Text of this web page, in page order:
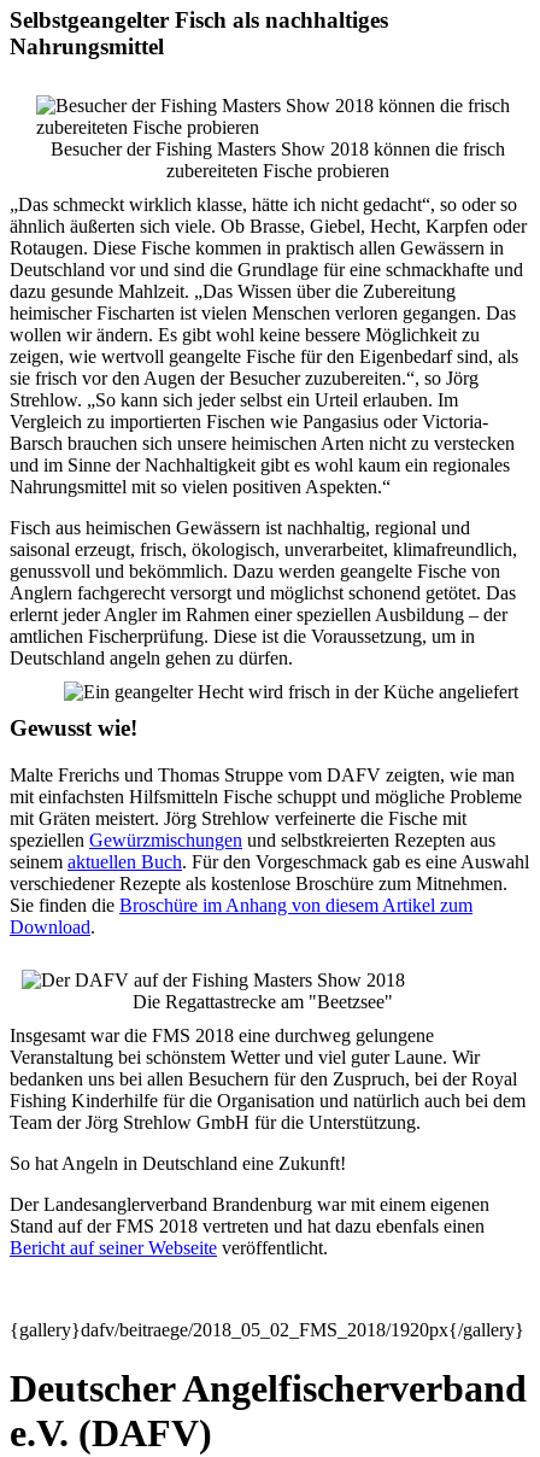
Selbstgeangelter Fisch als nachhaltiges
Nahrungsmittel
Besucher der Fishing Masters Show 2018 können die frisch
zubereiteten Fische probieren
„Das schmeckt wirklich klasse, hätte ich nicht gedacht“, so oder so
ähnlich äußerten sich viele. Ob Brasse, Giebel, Hecht, Karpfen oder
Rotaugen. Diese Fische kommen in praktisch allen Gewässern in
Deutschland vor und sind die Grundlage für eine schmackhafte und
dazu gesunde Mahlzeit. „Das Wissen über die Zubereitung
heimischer Fischarten ist vielen Menschen verloren gegangen. Das
wollen wir ändern. Es gibt wohl keine bessere Möglichkeit zu
zeigen, wie wertvoll geangelte Fische für den Eigenbedarf sind, als
sie frisch vor den Augen der Besucher zuzubereiten.“, so Jörg
Strehlow. „So kann sich jeder selbst ein Urteil erlauben. Im
Vergleich zu importierten Fischen wie Pangasius oder Victoria-
Barsch brauchen sich unsere heimischen Arten nicht zu verstecken
und im Sinne der Nachhaltigkeit gibt es wohl kaum ein regionales
Nahrungsmittel mit so vielen positiven Aspekten.“
Fisch aus heimischen Gewässern ist nachhaltig, regional und
saisonal erzeugt, frisch, ökologisch, unverarbeitet, klimafreundlich,
genussvoll und bekömmlich. Dazu werden geangelte Fische von
Anglern fachgerecht versorgt und möglichst schonend getötet. Das
erlernt jeder Angler im Rahmen einer speziellen Ausbildung – der
amtlichen Fischerprüfung. Diese ist die Voraussetzung, um in
Deutschland angeln gehen zu dürfen.
Gewusst wie!
Malte Frerichs und Thomas Struppe vom DAFV zeigten, wie man
mit einfachsten Hilfsmitteln Fische schuppt und mögliche Probleme
mit Gräten meistert. Jörg Strehlow verfeinerte die Fische mit
speziellen Gewürzmischungen und selbstkreierten Rezepten aus
seinem aktuellen Buch. Für den Vorgeschmack gab es eine Auswahl
verschiedener Rezepte als kostenlose Broschüre zum Mitnehmen.
Sie finden die Broschüre im Anhang von diesem Artikel zum
Download.
Die Regattastrecke am "Beetzsee"
Insgesamt war die FMS 2018 eine durchweg gelungene
Veranstaltung bei schönstem Wetter und viel guter Laune. Wir
bedanken uns bei allen Besuchern für den Zuspruch, bei der Royal
Fishing Kinderhilfe für die Organisation und natürlich auch bei dem
Team der Jörg Strehlow GmbH für die Unterstützung.
So hat Angeln in Deutschland eine Zukunft!
Der Landesanglerverband Brandenburg war mit einem eigenen
Stand auf der FMS 2018 vertreten und hat dazu ebenfals einen
Bericht auf seiner Webseite veröffentlicht.
{gallery}dafv/beitraege/2018_05_02_FMS_2018/1920px{/gallery}
Deutscher Angelfischerverband
e.V. (DAFV)